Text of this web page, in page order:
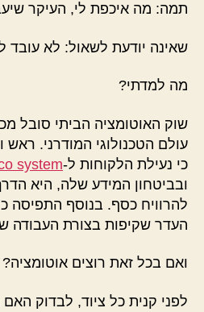
תמה: מה איכפת לי, העיקר
שאינה יודעת לשאול: לא עובד
מה למדתי?
שוק האוטומציה הביתי סובל
עולם הטכנולוגי המודרני.
כי נעילת הלקוחות ל-system
ובביטחון המידע שלה, היא
להרוויח כסף. בנוסף התפיסה
העדר שקיפות בצורת העבודה
ואם בכל זאת רוצים אוטומציה?